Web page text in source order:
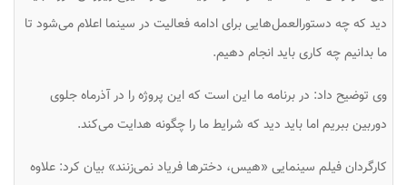
دید که چه دستورالعمل‌هایی برای ادامه فعالیت در سینما اعلام می‌شود تا
ما بدانیم چه کاری باید انجام دهیم.
وی توضیح داد: در برنامه ما این است که این پروژه را در آذرماه جلوی
دوربین ببریم اما باید دید که شرایط ما را چگونه هدایت می‌کند.
کارگردان فیلم سینمایی «هیس، دخترها فریاد نمی‌زنند» بیان کرد: علاوه